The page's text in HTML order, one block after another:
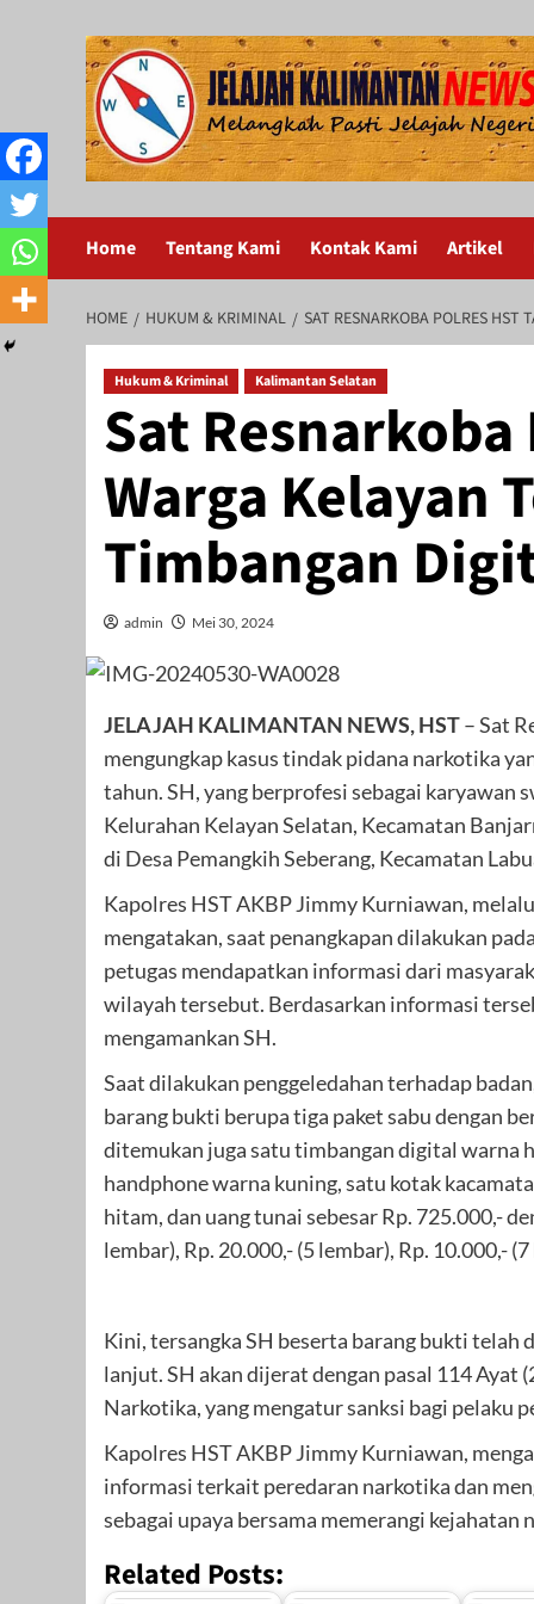
Home Tentang Kami Kontak Kami Artikel
HOME HUKUM & KRIMINAL SAT RESNARKOBA POLRES
Hukum & Kriminal Kalimantan Selatan
Sat Resnarkoba
Warga Kelayan
Timbangan
admin Mei 30, 2024
JELAJAH KALIMANTAN NEWS, HST– Sat
mengungkap kasus tindak pidana narkotika
tahun. SH, yang berprofesi sebagai karyawan
Kelurahan Kelayan Selatan, Kecamatan
di Desa Pemangkih Seberang, Kecamatan
Kapolres HST AKBP Jimmy Kurniawan,
mengatakan, saat penangkapan dilakukan
petugas mendapatkan informasi dari
wilayah tersebut. Berdasarkan informasi
mengamankan SH.
Saat dilakukan penggeledahan terhadap
barang bukti berupa tiga paket sabu dengan
ditemukan juga satu timbangan digital warna
handphone warna kuning, satu kotak
hitam, dan uang tunai sebesar Rp. 725.000,-
lembar), Rp. 20.000,- (5 lembar), Rp. 10.000,-
Kini, tersangka SH beserta barang bukti telah
lanjut. SH akan dijerat dengan pasal 114 Ayat
Narkotika, yang mengatur sanksi bagi pelaku
Kapolres HST AKBP Jimmy Kurniawan,
informasi terkait peredaran narkotika dan
sebagai upaya bersama memerangi kejahatan
Related Posts: